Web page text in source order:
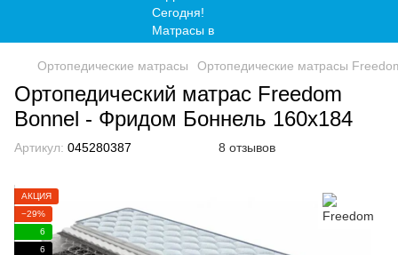
Ортопедические матрасы Ортопедические матрасы
Ортопедический матрас Freedom
Bonnel - Фридом Боннель 160x184
Артикул: 045280387 8 отзывов
АКЦИЯ
−29%
6
6